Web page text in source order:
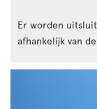
Er worden
afhankelijk van